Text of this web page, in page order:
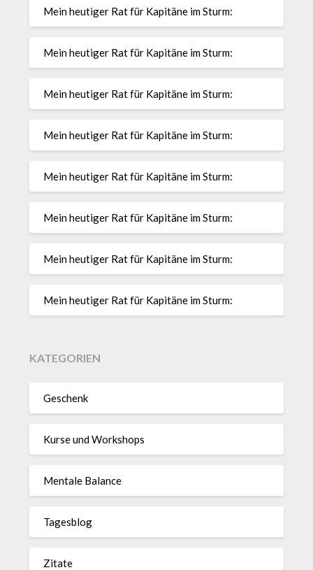
Mein heutiger Rat für Kapitäne im Sturm:
Mein heutiger Rat für Kapitäne im Sturm:
Mein heutiger Rat für Kapitäne im Sturm:
Mein heutiger Rat für Kapitäne im Sturm:
Mein heutiger Rat für Kapitäne im Sturm:
Mein heutiger Rat für Kapitäne im Sturm:
Mein heutiger Rat für Kapitäne im Sturm:
Mein heutiger Rat für Kapitäne im Sturm:
KATEGORIEN
Geschenk
Kurse und Workshops
Mentale Balance
Tagesblog
Zitate